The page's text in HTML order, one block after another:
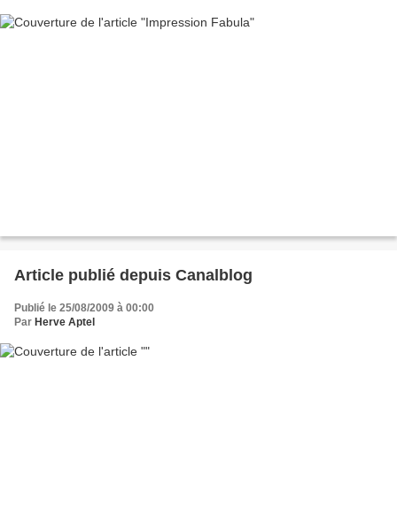
Article publié depuis Canalblog
Publié le 25/08/2009 à 00:00
Par Herve Aptel